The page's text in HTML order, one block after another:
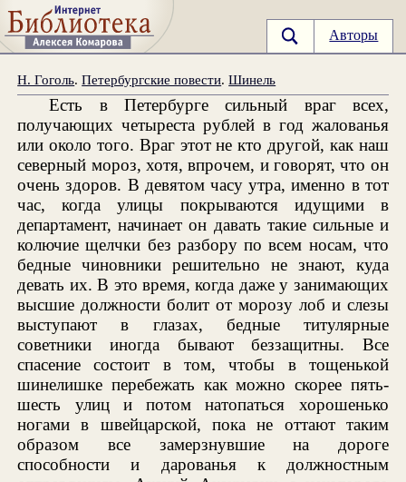
Авторы
Н. Гоголь.Петербургские повести.Шинель
Есть в Петербурге сильный враг всех,
получающих четыреста рублей в год жалованья
или около того. Враг этот не кто другой, как наш
северный мороз, хотя, впрочем, и говорят, что он
очень здоров. В девятом часу утра, именно в тот
час, когда улицы покрываются идущими в
департамент, начинает он давать такие сильные и
колючие щелчки без разбору по всем носам, что
бедные чиновники решительно не знают, куда
девать их. В это время, когда даже у занимающих
высшие должности болит от морозу лоб и слезы
выступают в глазах, бедные титулярные
советники иногда бывают беззащитны. Все
спасение состоит в том, чтобы в тощенькой
шинелишке перебежать как можно скорее пять-
шесть улиц и потом натопаться хорошенько
ногами в швейцарской, пока не оттают таким
образом все замерзнувшие на дороге
способности и дарованья к должностным